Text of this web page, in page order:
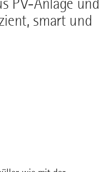
PV-Anlage und
smart und